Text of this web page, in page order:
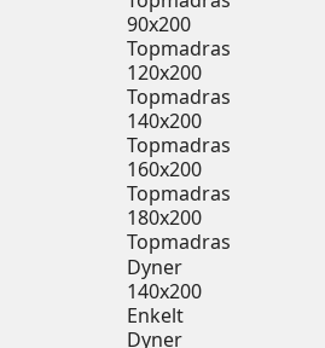
90x200
Topmadras
120x200
Topmadras
140x200
Topmadras
160x200
Topmadras
180x200
Topmadras
Dyner
140x200
Enkelt
Dyner